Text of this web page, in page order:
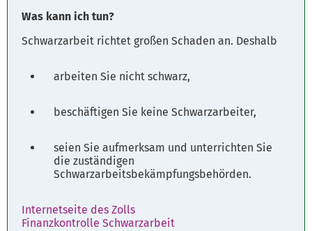
Was kann ich tun?
Schwarzarbeit richtet großen Schaden an. Deshalb
arbeiten Sie nicht schwarz,
beschäftigen Sie keine Schwarzarbeiter,
seien Sie aufmerksam und unterrichten Sie
die zuständigen
Schwarzarbeitsbekämpfungsbehörden.
Internetseite des Zolls
Finanzkontrolle Schwarzarbeit